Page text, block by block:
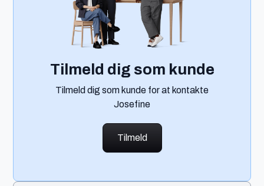
Tilmeld dig som kunde
Tilmeld dig som kunde for at kontakte
Josefine
Tilmeld